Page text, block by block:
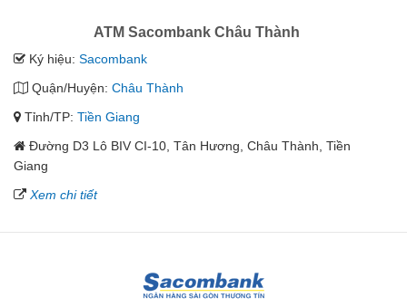
ATM Sacombank Châu Thành
Ký hiệu: Sacombank
Quận/Huyện: Châu Thành
Tỉnh/TP: Tiền Giang
Đường D3 Lô BIV CI-10, Tân Hương, Châu Thành, Tiền
Giang
Xem chi tiết